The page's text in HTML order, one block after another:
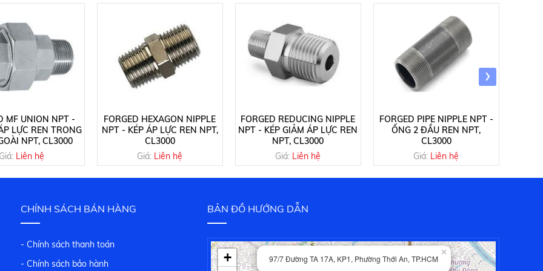
MF UNION NPT -
LỰC REN TRONG
NPT, CL3000
Giá: Liên hệ
FORGED HEXAGON NIPPLE
NPT - KÉP ÁP LỰC REN NPT,
CL3000
Giá: Liên hệ
FORGED REDUCING NIPPLE
NPT - KÉP GIẢM ÁP LỰC REN
NPT, CL3000
Giá: Liên hệ
FORGED PIPE NIPPLE NPT -
ỐNG 2 ĐẦU REN NPT,
CL3000
Giá: Liên hệ
›
CHÍNH SÁCH BÁN HÀNG
- Chính sách thanh toán
- Chính sách bảo hành
BẢN ĐỒ HƯỚNG DẪN
97/7 Đường TA 17A, KP1, Phường Thới An, TP.HCM
×
+